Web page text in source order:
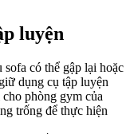
luyện
có thể gập lại hoặc
dụng cụ tập luyện
phòng gym của
trống để thực hiện